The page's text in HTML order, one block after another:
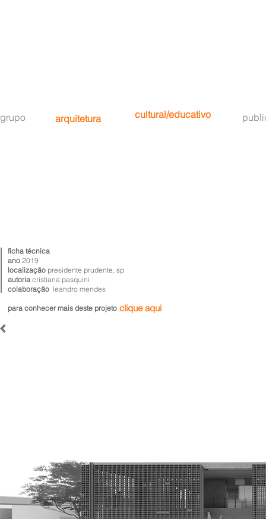
grupo arquitetura cultural/educativo
ficha técnica
ano 2019
localização presidente prudente, sp
autoria cristiana pasquini
colaboração leandro mendes
para conhecer mais deste projetoclique aqui